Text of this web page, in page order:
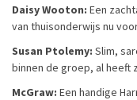
Daisy Wooton: Een
van thuisonderwijs nu
Susan Ptolemy: Slim,
binnen de groep, al heeft
McGraw: Een handige